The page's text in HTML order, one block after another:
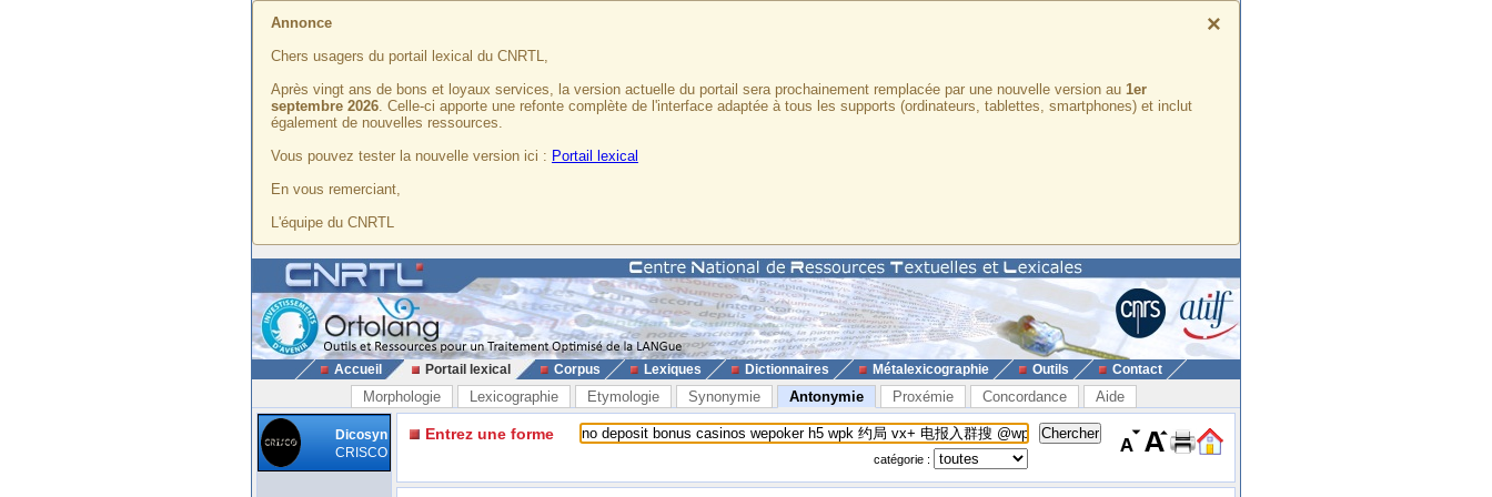
×
Annonce
Chers usagers du portail lexical du CNRTL,
Après vingt ans de bons et loyaux services, la version actuelle du portail sera prochainement remplacée par une nouvelle version au 1er
septembre 2026. Celle-ci apporte une refonte complète de l'interface adaptée à tous les supports (ordinateurs, tablettes, smartphones) et inclut
également de nouvelles ressources.
Vous pouvez tester la nouvelle version ici : Portail lexical
En vous remerciant,
L'équipe du CNRTL
Accueil Portail lexical Corpus Lexiques Dictionnaires Métalexicographie Outils Contact
Morphologie Lexicographie Etymologie Synonymie Antonymie Proxémie Concordance Aide
Dicosyn
CRISCO
Entrez une forme
catégorie :